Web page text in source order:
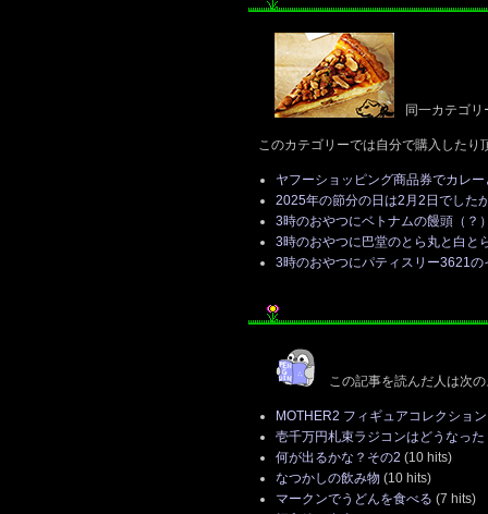
同一カテゴリ
このカテゴリーでは自分で購入した
ヤフーショッピング商品券でカレ
2025年の節分の日は2月2日でした
3時のおやつにベトナムの饅頭（？
3時のおやつに巴堂のとら丸と白と
3時のおやつにパティスリー3621
この記事を読んだ人は次
MOTHER2 フィギュアコレクショ
壱千万円札束ラジコンはどうなった
何が出るかな？その2 (10 hits)
なつかしの飲み物 (10 hits)
マークンでうどんを食べる (7 hits)